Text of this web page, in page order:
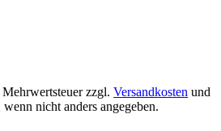
zzgl. Versandkosten und
nicht anders angegeben.